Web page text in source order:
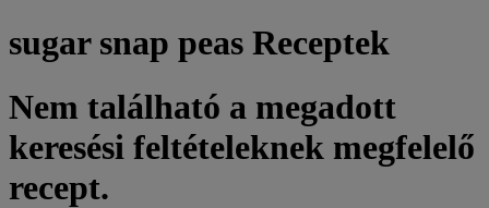
sugar snap peas Receptek
Nem található a megadott
keresési feltételeknek megfelelő
recept.